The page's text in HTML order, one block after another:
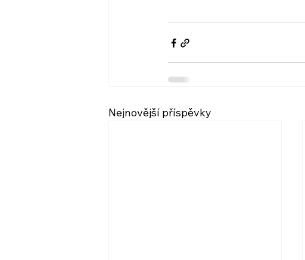
Nejnovější příspěvky